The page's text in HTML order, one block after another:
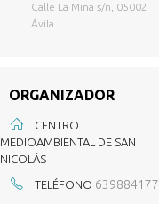
Calle La Mina s/n, 05002
Ávila
ORGANIZADOR
CENTRO
MEDIOAMBIENTAL DE SAN
NICOLÁS
TELÉFONO 639884177